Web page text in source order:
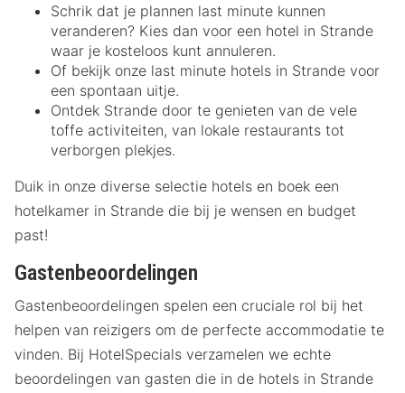
Schrik dat je plannen last minute kunnen
veranderen? Kies dan voor een hotel in Strande
waar je kosteloos kunt annuleren.
Of bekijk onze last minute hotels in Strande voor
een spontaan uitje.
Ontdek Strande door te genieten van de vele
toffe activiteiten, van lokale restaurants tot
verborgen plekjes.
Duik in onze diverse selectie hotels en boek een
hotelkamer in Strande die bij je wensen en budget
past!
Gastenbeoordelingen
Gastenbeoordelingen spelen een cruciale rol bij het
helpen van reizigers om de perfecte accommodatie te
vinden. Bij HotelSpecials verzamelen we echte
beoordelingen van gasten die in de hotels in Strande